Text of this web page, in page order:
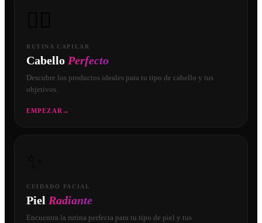
RUTINA CAPILAR
Cabello Perfecto
Descubre los productos ideales para tu tipo de cabello y tus
objetivos.
EMPEZAR →
CUIDADO FACIAL
Piel Radiante
Encuentra la rutina perfecta para tu tipo de piel y tus